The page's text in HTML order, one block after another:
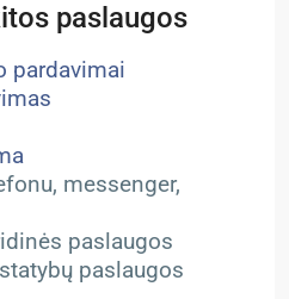
paslaugos
pardavimai
messenger,
paslaugos
paslaugos